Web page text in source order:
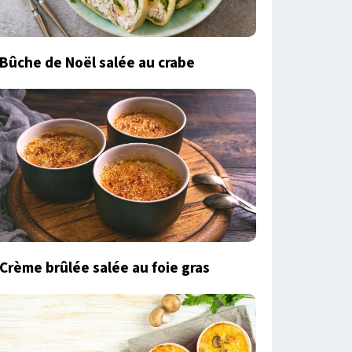
Bûche de Noël salée au crabe
Crème brûlée salée au foie gras